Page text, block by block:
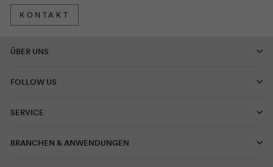
KONTAKT
ÜBER UNS
FOLLOW US
SERVICE
BRANCHEN & ANWENDUNGEN